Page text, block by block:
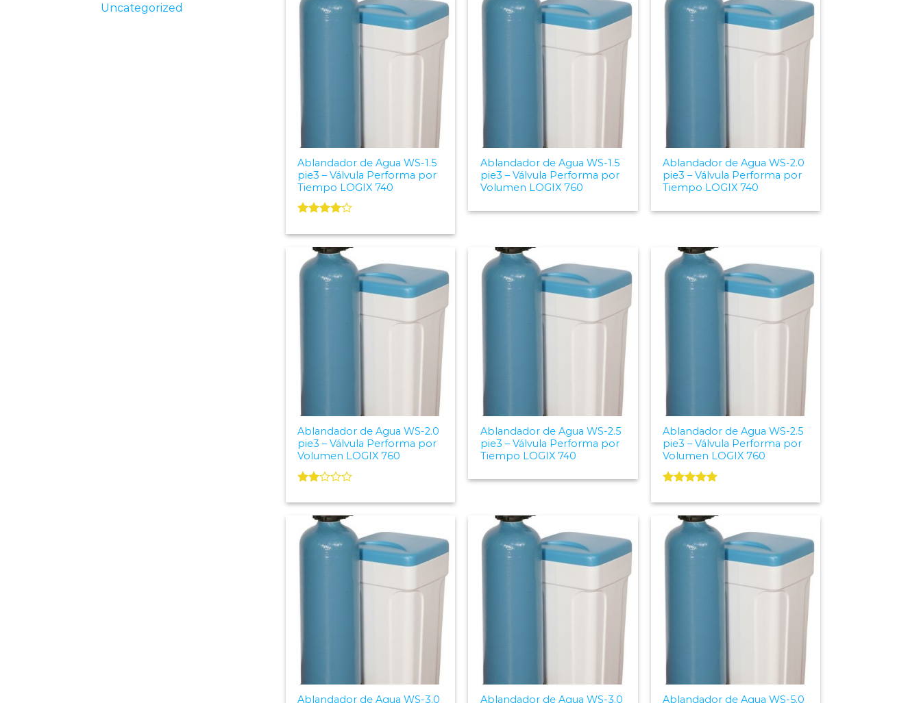
Uncategorized
Add to
Wishlist
Ablandador de Agua WS-1.5
pie3 – Válvula Performa por
Tiempo LOGIX 740
con4.00
de 5
Add to
Wishlist
Ablandador de Agua WS-1.5
pie3 – Válvula Performa por
Volumen LOGIX 760
Add to
Wishlist
Ablandador de Agua WS-2.0
pie3 – Válvula Performa por
Tiempo LOGIX 740
Add to
Wishlist
Ablandador de Agua WS-2.0
pie3 – Válvula Performa por
Volumen LOGIX 760
con
2.00
de 5
Add to
Wishlist
Ablandador de Agua WS-2.5
pie3 – Válvula Performa por
Tiempo LOGIX 740
Add to
Wishlist
Ablandador de Agua WS-2.5
pie3 – Válvula Performa por
Volumen LOGIX 760
con5.00
de 5
Add to
Wishlist
Ablandador de Agua WS-3.0
Add to
Wishlist
Ablandador de Agua WS-3.0
Add to
Wishlist
Ablandador de Agua WS-5.0